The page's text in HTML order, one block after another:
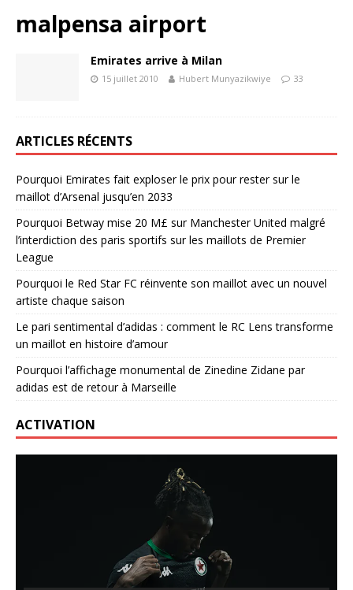
malpensa airport
Emirates arrive à Milan
15 juillet 2010 Hubert Munyazikwiye 33
ARTICLES RÉCENTS
Pourquoi Emirates fait exploser le prix pour rester sur le
maillot d’Arsenal jusqu’en 2033
Pourquoi Betway mise 20 M£ sur Manchester United malgré
l’interdiction des paris sportifs sur les maillots de Premier
League
Pourquoi le Red Star FC réinvente son maillot avec un nouvel
artiste chaque saison
Le pari sentimental d’adidas : comment le RC Lens transforme
un maillot en histoire d’amour
Pourquoi l’affichage monumental de Zinedine Zidane par
adidas est de retour à Marseille
ACTIVATION